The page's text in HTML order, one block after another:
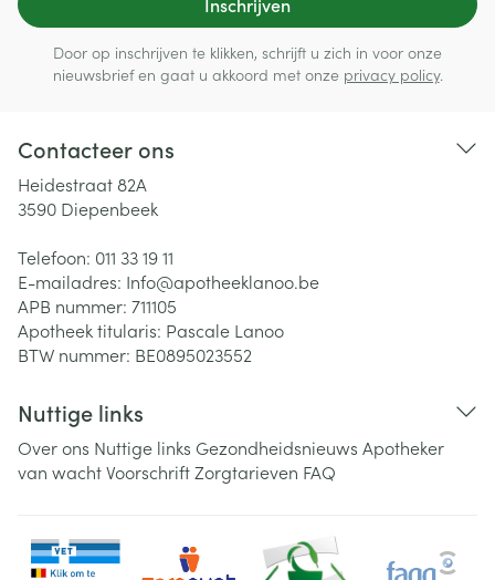
Door op inschrijven te klikken, schrijft u zich in voor onze
nieuwsbrief en gaat u akkoord met onze privacy policy.
Contacteer ons
Heidestraat 82A
3590 Diepenbeek
Telefoon: 011 33 19 11
E-mailadres: Info@apotheeklanoo.be
APB nummer: 711105
Apotheek titularis: Pascale Lanoo
BTW nummer: BE0895023552
Nuttige links
Over ons Nuttige links Gezondheidsnieuws Apotheker
van wachtVoorschriftZorgtarieven FAQ